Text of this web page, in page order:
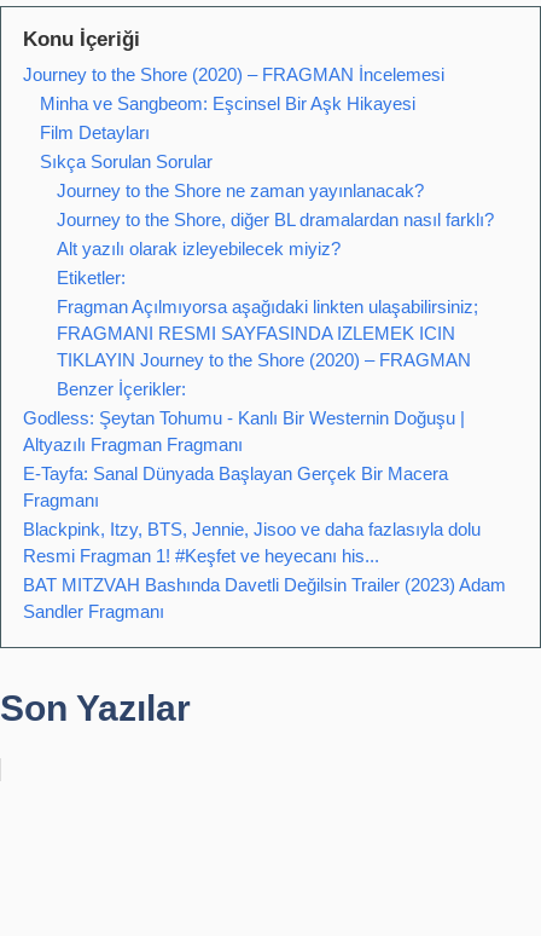
Konu İçeriği
Journey to the Shore (2020) – FRAGMAN İncelemesi
Minha ve Sangbeom: Eşcinsel Bir Aşk Hikayesi
Film Detayları
Sıkça Sorulan Sorular
Journey to the Shore ne zaman yayınlanacak?
Journey to the Shore, diğer BL dramalardan nasıl farklı?
Alt yazılı olarak izleyebilecek miyiz?
Etiketler:
Fragman Açılmıyorsa aşağıdaki linkten ulaşabilirsiniz;
FRAGMANI RESMI SAYFASINDA IZLEMEK ICIN
TIKLAYIN Journey to the Shore (2020) – FRAGMAN
Benzer İçerikler:
Godless: Şeytan Tohumu - Kanlı Bir Westernin Doğuşu |
Altyazılı Fragman Fragmanı
E-Tayfa: Sanal Dünyada Başlayan Gerçek Bir Macera
Fragmanı
Blackpink, Itzy, BTS, Jennie, Jisoo ve daha fazlasıyla dolu
Resmi Fragman 1! #Keşfet ve heyecanı his...
BAT MITZVAH Bashında Davetli Değilsin Trailer (2023) Adam
Sandler Fragmanı
Son Yazılar